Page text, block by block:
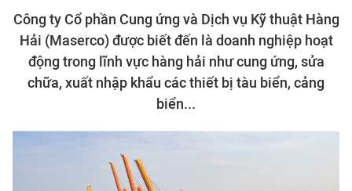
Công ty Cổ phần Cung ứng và Dịch vụ Kỹ thuật Hàng
Hải (Maserco) được biết đến là doanh nghiệp hoạt
động trong lĩnh vực hàng hải như cung ứng, sửa
chữa, xuất nhập khẩu các thiết bị tàu biển, cảng
biển...